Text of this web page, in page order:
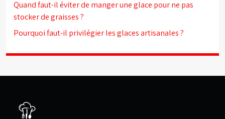
Quand faut-il éviter de manger une glace pour ne pas
stocker de graisses ?
Pourquoi faut-il privilégier les glaces artisanales ?